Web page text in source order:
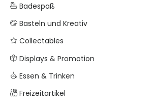
Badespaß
Basteln und Kreativ
Collectables
Displays & Promotion
Essen & Trinken
Freizeitartikel